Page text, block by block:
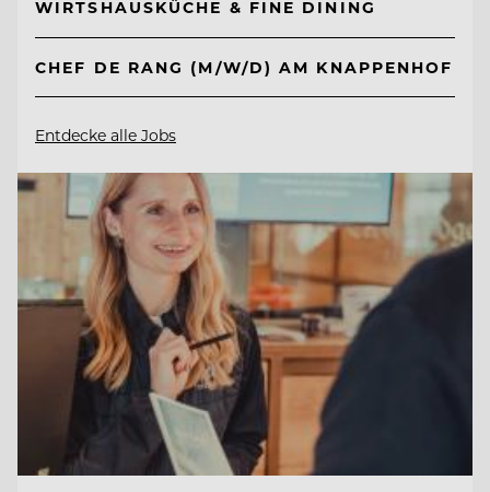
WIRTSHAUSKÜCHE & FINE DINING
CHEF DE RANG (M/W/D) AM KNAPPENHOF
Entdecke alle Jobs